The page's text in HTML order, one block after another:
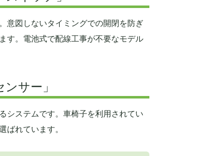
意図しないタイミングでの開閉を防ぎ
す。電池式で配線工事が不要なモデル
サー」
システムです。車椅子を利用されてい
れています。